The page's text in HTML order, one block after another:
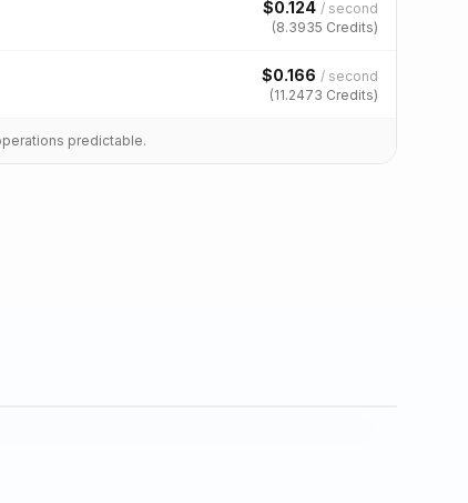
$0.124 / second
(8.3935 Credits)
$0.166 / second
(11.2473 Credits)
predictable.